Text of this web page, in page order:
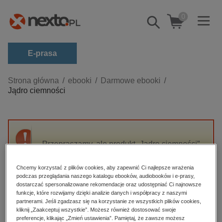
Pokaż/schowaj
wyszukiwarkę
0
E-prasa
Kategorie
Zobacz wszystkie E-prasa
budownictwo, aranżacja wnętrz
darmowe wydania
edukacja
hobby, sport, rozrywka
komputery, internet, technologie, informatyka
Strona główna ebooki
Darmowe ebooki
Jądro ciemności
Przepraszamy, ale produkt „Jądro ciemności”
High-contrast mode
Polecane
Chcemy korzystać z plików cookies, aby zapewnić Ci najlepsze wrażenia
podczas przeglądania naszego katalogu ebooków, audiobooków i e-prasy,
dostarczać spersonalizowane rekomendacje oraz udostępniać Ci najnowsze
funkcje, które rozwijamy dzięki analizie danych i współpracy z naszymi
partnerami. Jeśli zgadzasz się na korzystanie ze wszystkich plików cookies,
kliknij „Zaakceptuj wszystkie”. Możesz również dostosować swoje
preferencje, klikając „Zmień ustawienia”. Pamiętaj, że zawsze możesz